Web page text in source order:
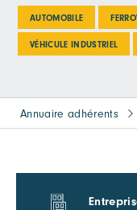
AUTOMOBILE
VÉHICULE INDUSTRIEL
Annuaire adhérents